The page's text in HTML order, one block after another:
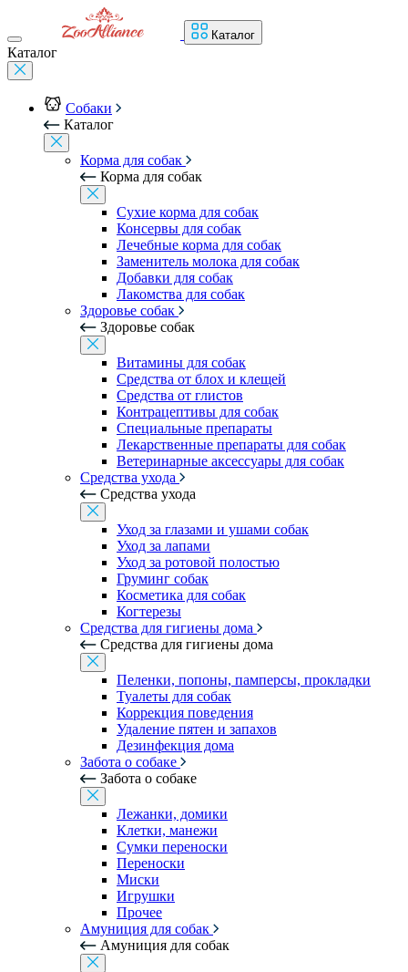
Каталог
Каталог
Собаки
Каталог
Корма для собак
Корма для собак
Сухие корма для собак
Консервы для собак
Лечебные корма для собак
Заменитель молока для собак
Добавки для собак
Лакомства для собак
Здоровье собак
Здоровье собак
Витамины для собак
Средства от блох и клещей
Средства от глистов
Контрацептивы для собак
Специальные препараты
Лекарственные препараты для собак
Ветеринарные аксессуары для собак
Средства ухода
Средства ухода
Уход за глазами и ушами собак
Уход за лапами
Уход за ротовой полостью
Груминг собак
Косметика для собак
Когтерезы
Средства для гигиены дома
Средства для гигиены дома
Пеленки, попоны, памперсы, прокладки
Туалеты для собак
Коррекция поведения
Удаление пятен и запахов
Дезинфекция дома
Забота о собаке
Забота о собаке
Лежанки, домики
Клетки, манежи
Сумки переноски
Переноски
Миски
Игрушки
Прочее
Амуниция для собак
Амуниция для собак